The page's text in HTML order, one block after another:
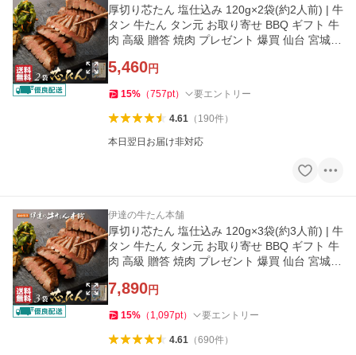
厚切り芯たん 塩仕込み 120g×2袋(約2人前) | 牛
タン 牛たん タン元 お取り寄せ BBQ ギフト 牛
肉 高級 贈答 焼肉 プレゼント 爆買 仙台 宮城
5,460円
15% （757pt） 要エントリー
4.61 （ 190件）
本日翌日お届け非対応
伊達の牛たん本舗
厚切り芯たん 塩仕込み 120g×3袋(約3人前) | 牛
タン 牛たん タン元 お取り寄せ BBQ ギフト 牛
肉 高級 贈答 焼肉 プレゼント 爆買 仙台 宮城
7,890円
15% （ 1,097pt） 要エントリー
4.61 （690件）